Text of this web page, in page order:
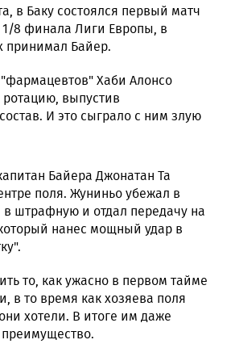
в Баку состоялся первый матч
1/8 финала Лиги Европы, в
принимал Байер.
Хаби Алонсо
выпустив
И это сыграло с ним злую
Байера Джонатан Та
поля. Жуниньо убежал в
в штрафную и отдал передачу на
нанес мощный удар в
то, как ужасно в первом тайме
в то время как хозяева поля
хотели. В итоге им даже
преимущество.